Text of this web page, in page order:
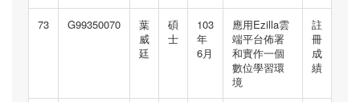
73 G99350070
葉
威
廷
碩
士
103
年
6月
應用Ezilla雲
端平台佈署
和實作一個
數位學習環
境
註
冊
成
績